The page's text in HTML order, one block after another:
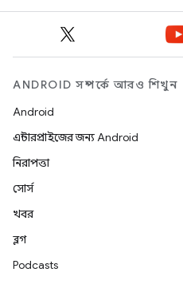
ANDROID সম্পর্কে আরও শিখুন
Android
এন্টারপ্রাইজের জন্য Android
নিরাপত্তা
সোর্স
খবর
ব্লগ
Podcasts